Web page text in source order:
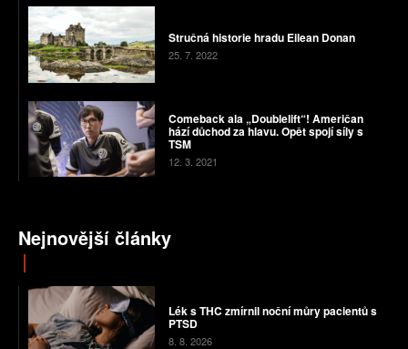
Stručná historie hradu Eilean Donan
25. 7. 2022
Comeback ala „Doublelift“! Američan
hází důchod za hlavu. Opět spojí síly s
TSM
12. 3. 2021
Nejnovější články
Lék s THC zmírnil noční můry pacientů s
PTSD
8. 8. 2026